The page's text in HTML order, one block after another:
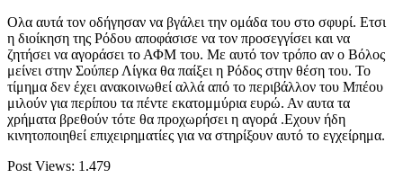
Ολα αυτά τον οδήγησαν να βγάλει την ομάδα του στο σφυρί. Ετσι
η διοίκηση της Ρόδου αποφάσισε να τον προσεγγίσει και να
ζητήσει να αγοράσει το ΑΦΜ του. Με αυτό τον τρόπο αν ο Βόλος
μείνει στην Σούπερ Λίγκα θα παίξει η Ρόδος στην θέση του. Το
τίμημα δεν έχει ανακοινωθεί αλλά από το περιβάλλον του Μπέου
μιλούν για περίπου τα πέντε εκατομμύρια ευρώ. Αν αυτα τα
χρήματα βρεθούν τότε θα προχωρήσει η αγορά .Εχουν ήδη
κινητοποιηθεί επιχειρηματίες για να στηρίξουν αυτό το εγχείρημα.
Post Views: 1.479